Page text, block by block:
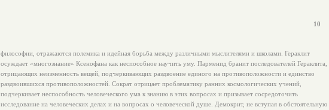
10
философии, отражаются полемика и идейная борьба между различными мыслителями и школами. Гераклит
осуждает «многознание» Ксенофана как неспособное научить уму. Парменид бранит последователей Гераклита,
отрицающих неизменность вещей, подчеркивающих раздвоение единого на противоположности и единство
раздвоившихся противоположностей. Сократ отрицает проблематику ранних космологических учений,
подчеркивает неспособность человеческого ума к знанию в этих вопросах и призывает сосредоточить
исследование на человеческих делах и на вопросах о человеческой душе. Демокрит, не вступая в обстоятельную